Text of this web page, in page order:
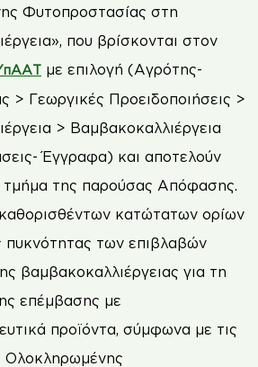
Φυτοπροστασίας στη
που βρίσκονται στον
με επιλογή (Αγρότης-
> Γεωργικές Προειδοποιήσεις >
> Βαμβακοκαλλιέργεια
Έγγραφα) και αποτελούν
της παρούσας Απόφασης.
κατώτατων ορίων
πυκνότητας των επιβλαβών
βαμβακοκαλλιέργειας για τη
επέμβασης με
προϊόντα, σύμφωνα με τις
Ολοκληρωμένης